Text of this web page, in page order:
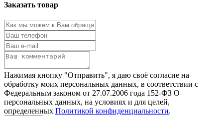
Заказать товар
Нажимая кнопку "Отправить", я даю своё согласие на
обработку моих персональных данных, в соответствии с
Федеральным законом от 27.07.2006 года 152-ФЗ О
персональных данных, на условиях и для целей,
определенных Политикой конфиденциальности.